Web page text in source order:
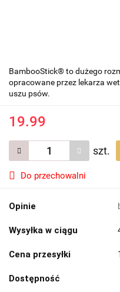
BambooStick® to dużego
opracowane przez lekarza
uszu psów.
19.99
szt.
Do przechowalni
Opinie
Wysyłka w ciągu
Cena przesyłki
Dostępność